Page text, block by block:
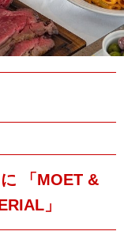
「MOET &
」